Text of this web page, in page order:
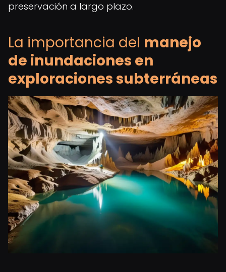
preservación a largo plazo.
La importancia del manejo
de inundaciones en
exploraciones subterráneas